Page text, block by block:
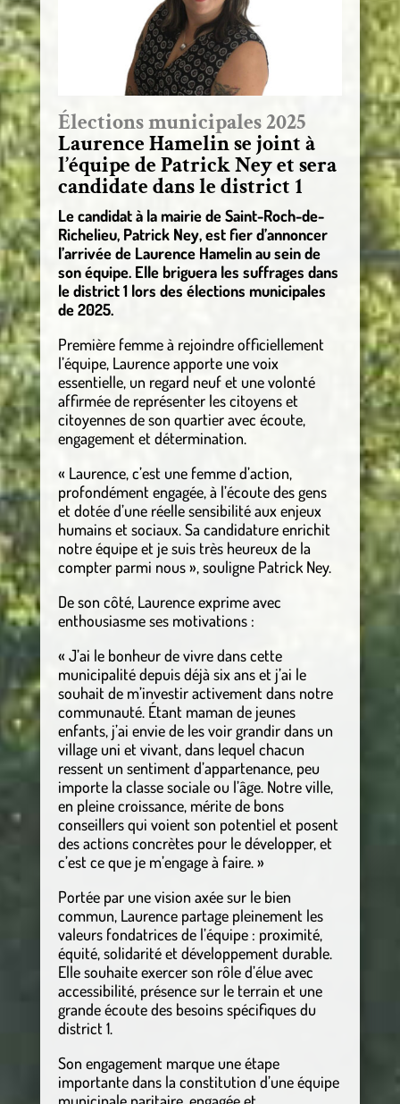
Élections municipales 2025
Laurence Hamelin se joint à
l’équipe de Patrick Ney et sera
candidate dans le district 1
Le candidat à la mairie de Saint-Roch-de-
Richelieu, Patrick Ney, est fier d’annoncer
l’arrivée de Laurence Hamelin au sein de
son équipe. Elle briguera les suffrages dans
le district 1 lors des élections municipales
de 2025.
Première femme à rejoindre officiellement
l’équipe, Laurence apporte une voix
essentielle, un regard neuf et une volonté
affirmée de représenter les citoyens et
citoyennes de son quartier avec écoute,
engagement et détermination.
« Laurence, c’est une femme d’action,
profondément engagée, à l’écoute des gens
et dotée d’une réelle sensibilité aux enjeux
humains et sociaux. Sa candidature enrichit
notre équipe et je suis très heureux de la
compter parmi nous », souligne Patrick Ney.
De son côté, Laurence exprime avec
enthousiasme ses motivations :
« J’ai le bonheur de vivre dans cette
municipalité depuis déjà six ans et j’ai le
souhait de m’investir activement dans notre
communauté. Étant maman de jeunes
enfants, j’ai envie de les voir grandir dans un
village uni et vivant, dans lequel chacun
ressent un sentiment d’appartenance, peu
importe la classe sociale ou l’âge. Notre ville,
en pleine croissance, mérite de bons
conseillers qui voient son potentiel et posent
des actions concrètes pour le développer, et
c’est ce que je m’engage à faire. »
Portée par une vision axée sur le bien
commun, Laurence partage pleinement les
valeurs fondatrices de l’équipe : proximité,
équité, solidarité et développement durable.
Elle souhaite exercer son rôle d’élue avec
accessibilité, présence sur le terrain et une
grande écoute des besoins spécifiques du
district 1.
Son engagement marque une étape
importante dans la constitution d’une équipe